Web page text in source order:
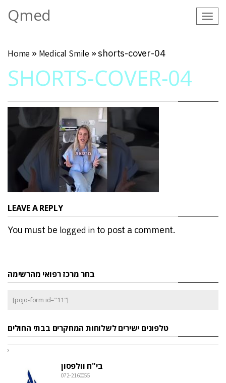
Qmed
Home » Medical Smile »shorts-cover-04
SHORTS-COVER-04
LEAVE A REPLY
You must be logged in to post a comment.
בחר מרכז רפואי מהרשימה
[pojo-form id="11"]
טלפונים ישירים לשלוחות המחקרים בבתי החולים
בי"ח וולפסון
072-2160055